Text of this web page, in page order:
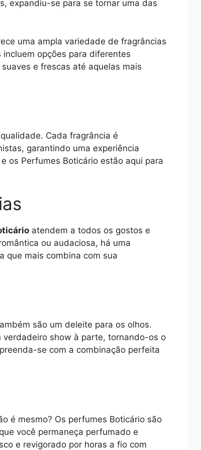
expandiu-se para se tornar uma das
uma ampla variedade de fragrâncias
opções para diferentes
e frescas até aquelas mais
Cada fragrância é
garantindo uma experiência
os Perfumes Boticário estão aqui para
atendem a todos os gostos e
ou audaciosa, há uma
que mais combina com sua
são um deleite para os olhos.
show à parte, tornando-os o
se com a combinação perfeita
é mesmo? Os perfumes Boticário são
você permaneça perfumado e
e revigorado por horas a fio com